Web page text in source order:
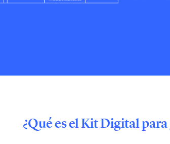
¿Qué es el Kit Digital